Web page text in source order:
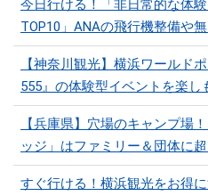
今日行ける！「非日常的な体
TOP10」ANAの飛行機整備や
【神奈川観光】横浜ワールド
555』の体験型イベントを楽し
【兵庫県】穴場のキャンプ場
ッジ」はファミリー＆団体に
すぐ行ける！横浜観光をお得